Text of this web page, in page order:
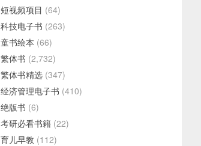
短视频项目 (64)
科技电子书 (263)
童书绘本 (66)
繁体书 (2,732)
繁体书精选 (347)
经济管理电子书 (410)
绝版书 (6)
考研必看书籍 (22)
育儿早教 (112)